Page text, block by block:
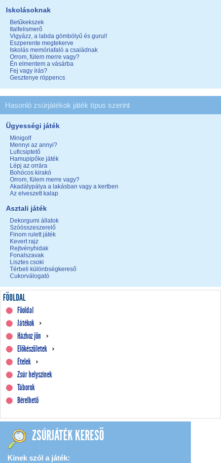
Iskolásoknak
Betűkekszek
Italfelismerő
Vigyázz, a labda gömbölyű és gurul!
Eszperente megtekerve
Iskolás memóriafaló a családnak
Orrom, fülem merre vagy?
Én elmentem a vásárba
Fej vagy írás?
Gesztenye röppencs
Hasonló zsúrjátékok játék típus szerint
Ügyességi játék
Minigolf
Mennyi az annyi?
Luficsiptető
Hamupipőke játék
Lépj az orrára
Bohócos kirakó
Orrom, fülem merre vagy?
Akadálypálya a lakásban vagy a kertben
Az elveszett kalap
Asztali játék
Dekorgumi állatok
Szóösszeszerelő
Finom rulett játék
Kevert rajz
Rejtvényhidak
Fonalszavak
Lisztes csoki
Térbeli különbségkereső
Cukorválogató
FŐOLDAL
Főoldal
Játékok
Házhoz jön
Előkészületek
Ételek
Zsúr helyszínek
Táborok
Bérelhető
ZSÚRJÁTÉK KERESŐ
Kinek szól a játék: